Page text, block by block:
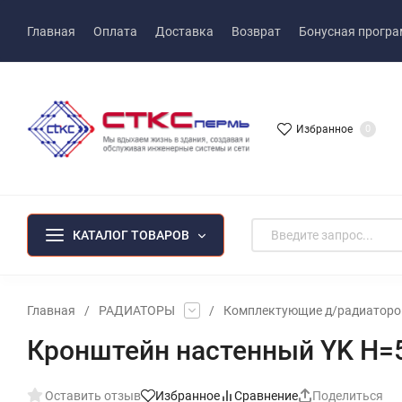
Главная Оплата Доставка Возврат Бонусная
Избранное 0
КАТАЛОГ ТОВАРОВ
Главная / РАДИАТОРЫ / Комплектующие д/
Кронштейн настенный YK
Оставить отзыв Избранное Сравнение Поделиться